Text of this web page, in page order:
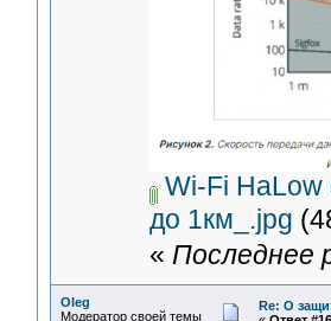
Wi-Fi HaLow
до 1км_.jpg
« Последнее
Oleg
Модератор своей темы
Re: О